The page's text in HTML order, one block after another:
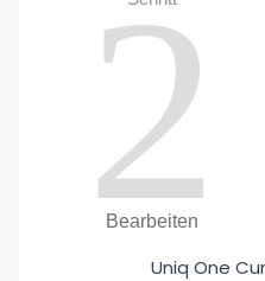
2
Bearbeiten
Uniq One